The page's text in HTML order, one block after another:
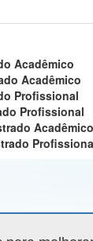
Acadêmico
Acadêmico
Profissional
Profissional